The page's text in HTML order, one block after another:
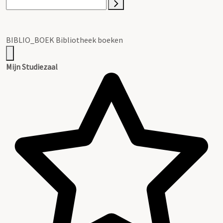
BIBLIO_BOEK Bibliotheek boeken
Mijn Studiezaal